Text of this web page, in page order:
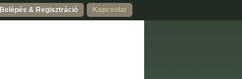
Belépés & Regisztráció Kapcsolat